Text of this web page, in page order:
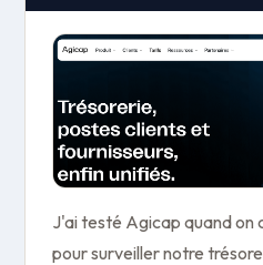
J'ai testé Agicap quand on
pour surveiller notre